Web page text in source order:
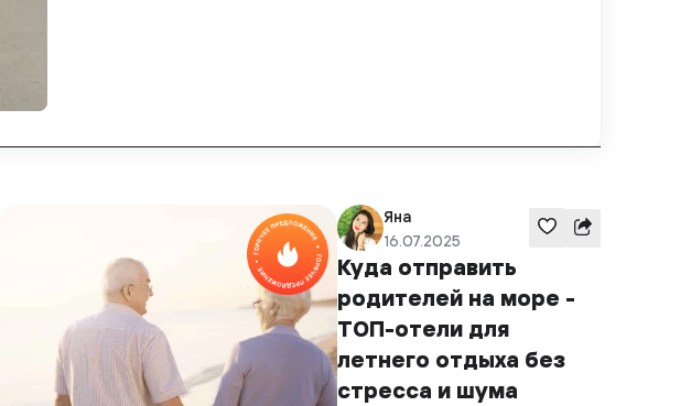
Яна
16.07.2025
Куда отправить
родителей на море -
ТОП-отели для
летнего отдыха без
стресса и шума